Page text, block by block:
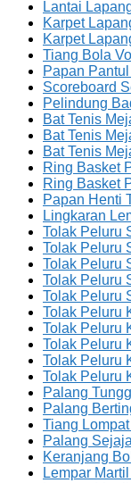
Lantai
Karpet
Karpet
Tiang Bola
Papan
Scoreboard
Pelindung
Bat Tenis
Bat Tenis
Bat Tenis
Ring Basket
Ring Basket
Papan Henti
Lingkaran
Tolak Peluru
Tolak Peluru
Tolak Peluru
Tolak Peluru
Tolak Peluru
Tolak Peluru
Tolak Peluru
Tolak Peluru
Tolak Peluru
Tolak Peluru
Palang
Palang
Tiang
Palang
Keranjang
Lempar